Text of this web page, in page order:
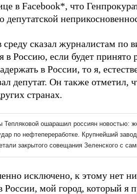
в Facebook*, что
депутатской
сказал журналистам по
в Россию, если будет
в России, то я,
депутат. Он также отметил,
странах.
исключено, к этому нет
России, мой город, который я